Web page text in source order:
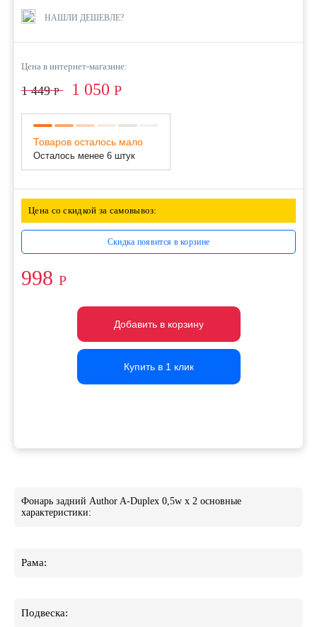
НАШЛИ ДЕШЕВЛЕ?
Цена в интернет-магазине:
1 449Р 1 050 Р
Товаров осталось мало
Осталось менее 6 штук
Цена со скидкой за самовывоз:
Скидка появится в корзине
998 Р
Добавить в корзину
Добавить в корзину
Добавить в корзину
Купить в 1 клик
Купить в 1 клик
Купить в 1 клик
Фонарь задний Author A-Duplex 0,5w x 2 основные
характеристики:
Рама:
Подвеска: